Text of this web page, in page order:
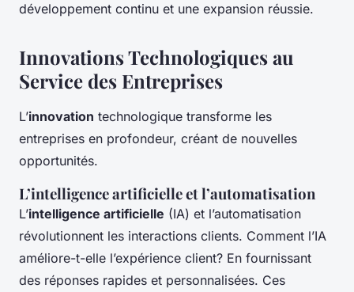
développement continu et une expansion réussie.
Innovations Technologiques au
Service des Entreprises
L’innovation technologique transforme les
entreprises en profondeur, créant de nouvelles
opportunités.
L’intelligence artificielle et l’automatisation
L’intelligence artificielle (IA) et l’automatisation
révolutionnent les interactions clients. Comment l’IA
améliore-t-elle l’expérience client? En fournissant
des réponses rapides et personnalisées. Ces